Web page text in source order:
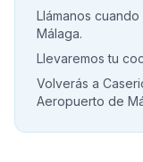
Llámanos
Málaga.
Llevaremos tu
Volverás a
Aeropuerto de